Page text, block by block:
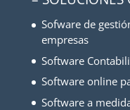
Sofware de
empresas
Software
Software online
Software a